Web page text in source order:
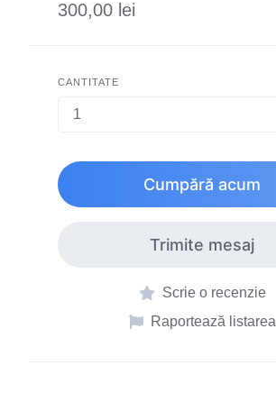
300,00 lei
CANTITATE
Cumpără acum
Trimite mesaj
Scrie o recenzie
Raportează listarea